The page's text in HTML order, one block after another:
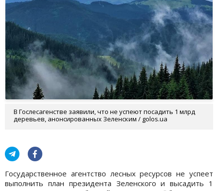
В Гослесагенстве заявили, что не успеют посадить 1 млрд
деревьев, анонсированных Зеленским / golos.ua
Государственное агентство лесных ресурсов не успеет
выполнить план президента Зеленского и высадить 1